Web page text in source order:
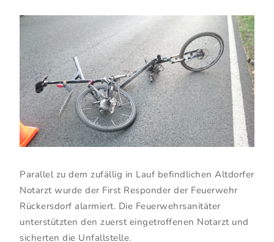
Parallel zu dem zufällig in Lauf befindlichen Altdorfer
Notarzt wurde der First Responder der Feuerwehr
Rückersdorf alarmiert. Die Feuerwehrsanitäter
unterstützten den zuerst eingetroffenen Notarzt und
sicherten die Unfallstelle.